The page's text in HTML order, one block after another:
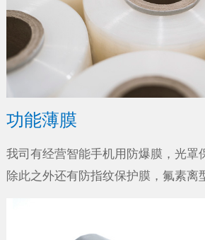
功能薄膜
我司有经营智能手机用防爆膜，光罩
除此之外还有防指纹保护膜，氟素离